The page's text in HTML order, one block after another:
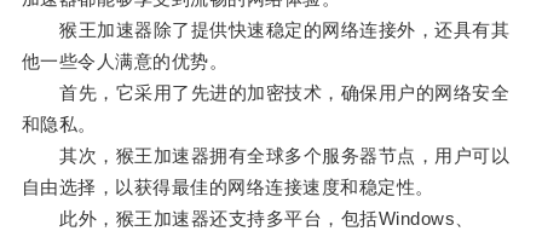
猴王加速器除了提供快速稳定的网络连接外，还具有其
他一些令人满意的优势。
首先，它采用了先进的加密技术，确保用户的网络安全
和隐私。
其次，猴王加速器拥有全球多个服务器节点，用户可以
自由选择，以获得最佳的网络连接速度和稳定性。
此外，猴王加速器还支持多平台，包括Windows、